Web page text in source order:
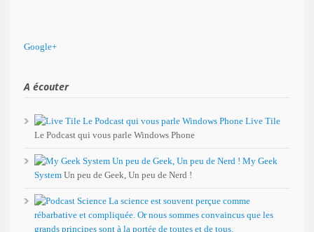
Google+
A écouter
Live Tile
Le Podcast qui vous parle Windows Phone
My Geek
System Un peu de Geek, Un peu de Nerd !